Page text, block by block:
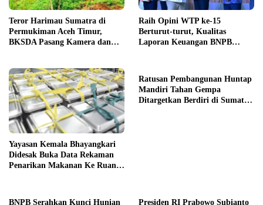
Teror Harimau Sumatra di
Permukiman Aceh Timur,
BKSDA Pasang Kamera dan
Raih Opini WTP ke-15
Berturut-turut, Kualitas
Laporan Keuangan BNPB
Yayasan Kemala Bhayangkari
Didesak Buka Data Rekaman
Penarikan Makanan Ke Ruang
Ratusan Pembangunan Huntap
Mandiri Tahan Gempa
Ditargetkan Berdiri di Sumatra
BNPB Serahkan Kunci Hunian Presiden RI Prabowo Subianto